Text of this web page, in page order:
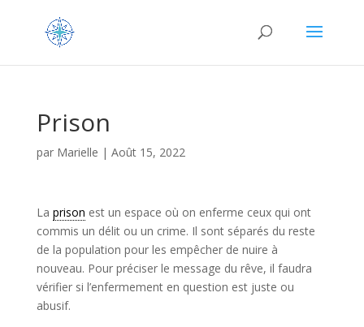
Prison
par Marielle | Août 15, 2022
La prison est un espace où on enferme ceux qui ont
commis un délit ou un crime. Il sont séparés du reste
de la population pour les empêcher de nuire à
nouveau. Pour préciser le message du rêve, il faudra
vérifier si l’enfermement en question est juste ou
abusif.